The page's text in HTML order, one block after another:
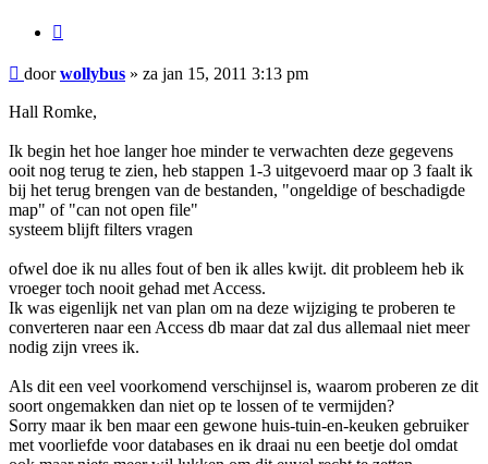
Bericht
doorwollybus » za jan 15, 2011 3:13 pm
Hall Romke,
Ik begin het hoe langer hoe minder te verwachten deze gegevens
ooit nog terug te zien, heb stappen 1-3 uitgevoerd maar op 3 faalt ik
bij het terug brengen van de bestanden, "ongeldige of beschadigde
map" of "can not open file"
systeem blijft filters vragen
ofwel doe ik nu alles fout of ben ik alles kwijt. dit probleem heb ik
vroeger toch nooit gehad met Access.
Ik was eigenlijk net van plan om na deze wijziging te proberen te
converteren naar een Access db maar dat zal dus allemaal niet meer
nodig zijn vrees ik.
Als dit een veel voorkomend verschijnsel is, waarom proberen ze dit
soort ongemakken dan niet op te lossen of te vermijden?
Sorry maar ik ben maar een gewone huis-tuin-en-keuken gebruiker
met voorliefde voor databases en ik draai nu een beetje dol omdat